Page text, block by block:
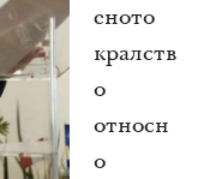
еното
кралств
о
относн
о